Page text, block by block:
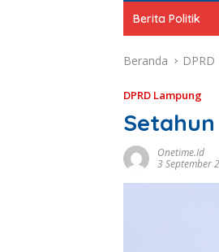
Berita Politik
Beranda
DPRD Lampung
Onetime.id
3 September